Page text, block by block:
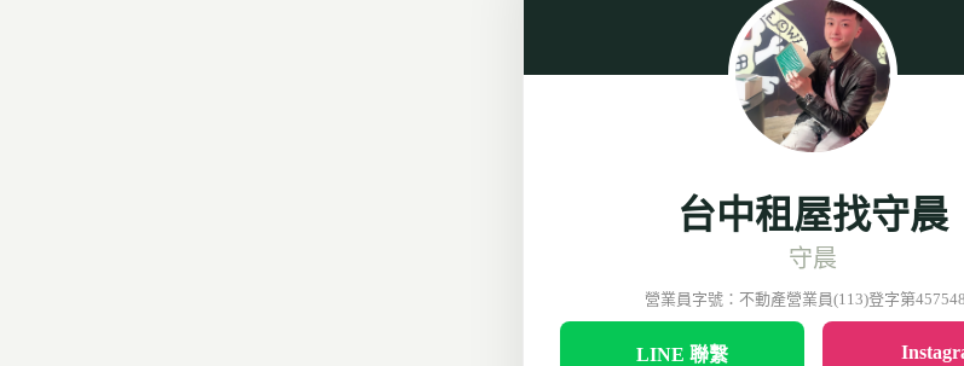
台中租屋找守晨
守晨
營業員字號：不動產營業員(113)登字第
LINE 聯繫